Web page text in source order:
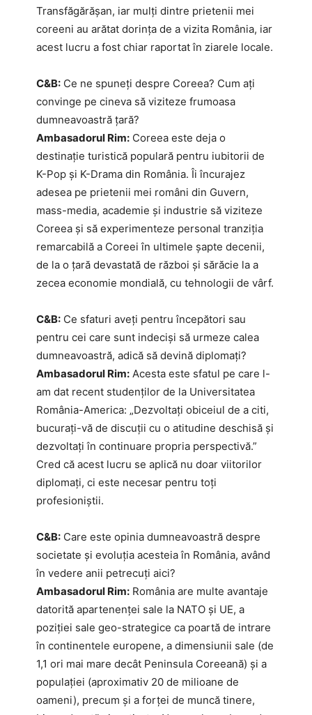
Transfăgărășan, iar mulți dintre prietenii mei
coreeni au arătat dorința de a vizita România, iar
acest lucru a fost chiar raportat în ziarele locale.
C&B: Ce ne spuneți despre Coreea? Cum ați
convinge pe cineva să viziteze frumoasa
dumneavoastră țară?
Ambasadorul Rim: Coreea este deja o
destinație turistică populară pentru iubitorii de
K-Pop și K-Drama din România. Îi încurajez
adesea pe prietenii mei români din Guvern,
mass-media, academie și industrie să viziteze
Coreea și să experimenteze personal tranziția
remarcabilă a Coreei în ultimele șapte decenii,
de la o țară devastată de război și sărăcie la a
zecea economie mondială, cu tehnologii de vârf.
C&B: Ce sfaturi aveți pentru începători sau
pentru cei care sunt indeciși să urmeze calea
dumneavoastră, adică să devină diplomați?
Ambasadorul Rim: Acesta este sfatul pe care l-
am dat recent studenților de la Universitatea
România-America: „Dezvoltați obiceiul de a citi,
bucurați-vă de discuții cu o atitudine deschisă și
dezvoltați în continuare propria perspectivă.”
Cred că acest lucru se aplică nu doar viitorilor
diplomați, ci este necesar pentru toți
profesioniștii.
C&B: Care este opinia dumneavoastră despre
societate și evoluția acesteia în România, având
în vedere anii petrecuți aici?
Ambasadorul Rim: România are multe avantaje
datorită apartenenței sale la NATO și UE, a
poziției sale geo-strategice ca poartă de intrare
în continentele europene, a dimensiunii sale (de
1,1 ori mai mare decât Peninsula Coreeană) și a
populației (aproximativ 20 de milioane de
oameni), precum și a forței de muncă tinere,